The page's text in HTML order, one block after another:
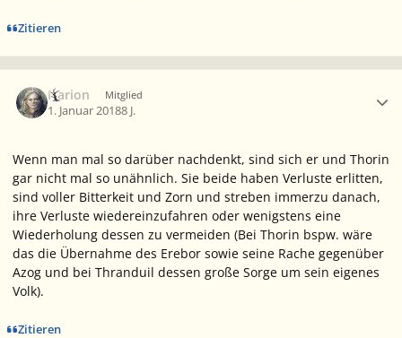
Zitieren
Narion Mitglied
1. Januar 20188 J.
Wenn man mal so darüber nachdenkt, sind sich er und Thorin
gar nicht mal so unähnlich. Sie beide haben Verluste erlitten,
sind voller Bitterkeit und Zorn und streben immerzu danach,
ihre Verluste wiedereinzufahren oder wenigstens eine
Wiederholung dessen zu vermeiden (Bei Thorin bspw. wäre
das die Übernahme des Erebor sowie seine Rache gegenüber
Azog und bei Thranduil dessen große Sorge um sein eigenes
Volk).
Zitieren